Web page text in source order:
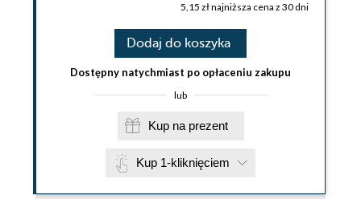
5,15 zł najniższa cena z 30 dni
Dodaj do koszyka
Dostępny natychmiast po opłaceniu zakupu
lub
Kup na prezent
Kup 1-kliknięciem